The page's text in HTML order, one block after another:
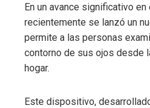
En un avance significativo
recientemente se lanzó un
permite a las personas
contorno de sus ojos desde
hogar.
Este dispositivo,